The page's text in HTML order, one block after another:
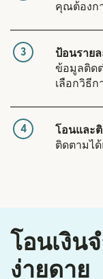
คุณต้องก
3 ป้อนราย
ข้อมูลติด
เลือกวิธีก
4 โอนและ
ติดตามได้
โอนเงิน
ง่ายดาย